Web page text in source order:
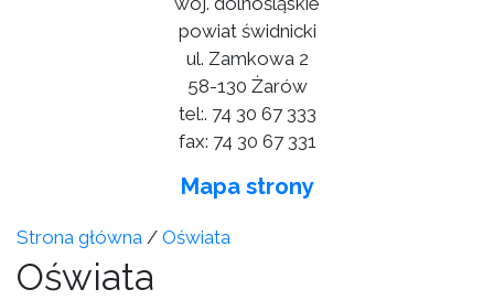
powiat świdnicki
ul. Zamkowa 2
58-130 Żarów
tel:. 74 30 67 333
fax: 74 30 67 331
Mapa strony
Strona główna / Oświata
Oświata